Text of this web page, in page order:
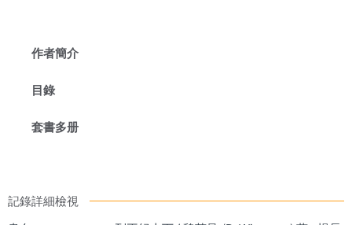
作者簡介
目錄
套書多册
記錄詳細檢視